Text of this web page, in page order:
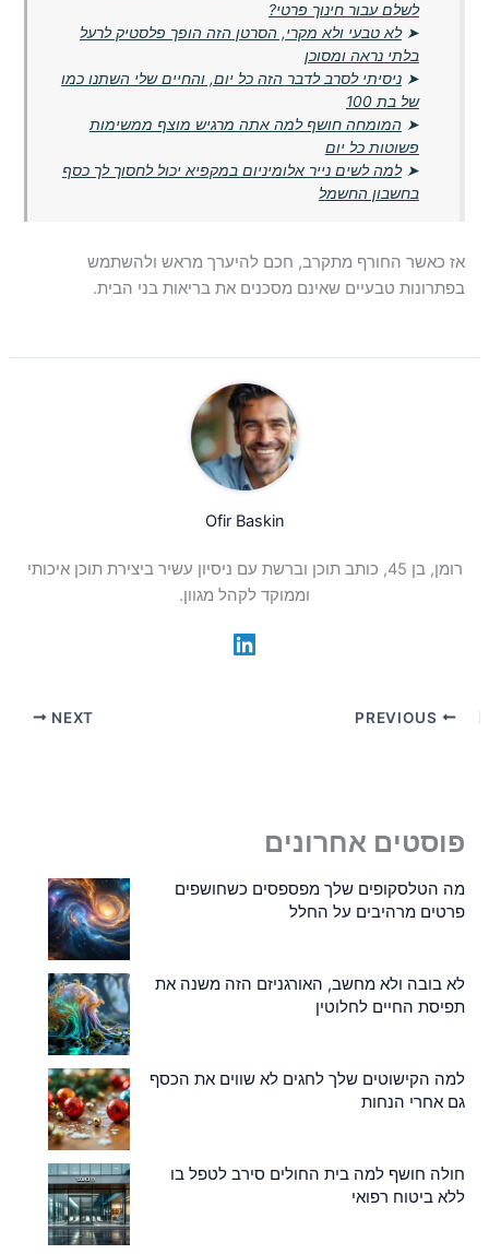
לשלם עבור חינוך פרטי?
➤לא טבעי ולא מקרי, הסרטן הזה הופך פלסטיק לרעל
בלתי נראה ומסוכן
➤ניסיתי לסרב לדבר הזה כל יום, והחיים שלי השתנו כמו
של בת 100
➤ המומחה חושף למה אתה מרגיש מוצף ממשימות
פשוטות כל יום
➤למה לשים נייר אלומיניום במקפיא יכול לחסוך לך כסף
בחשבון החשמל
אז כאשר החורף מתקרב, חכם להיערך מראש ולהשתמש
בפתרונות טבעיים שאינם מסכנים את בריאות בני הבית.
Ofir Baskin
רומן, בן 45, כותב תוכן וברשת עם ניסיון עשיר ביצירת תוכן איכותי
וממוקד לקהל מגוון.
NEXT
פוסטים אחרונים
מה הטלסקופים שלך מפספסים כשחושפים
פרטים מרהיבים על החלל
לא בובה ולא מחשב, האורגניזם הזה משנה את
תפיסת החיים לחלוטין
למה הקישוטים שלך לחגים לא שווים את הכסף
גם אחרי הנחות
חולה חושף למה בית החולים סירב לטפל בו
ללא ביטוח רפואי